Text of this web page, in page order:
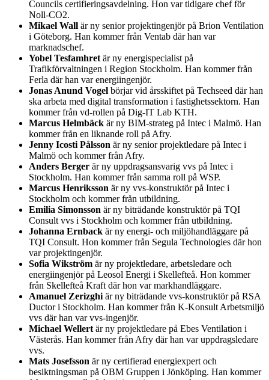
Councils certifieringsavdelning. Hon var tidigare chef för
Noll-CO2.
Mikael Wall är ny senior projektingenjör på Brion Ventilation
i Göteborg. Han kommer från Ventab där han var
marknadschef.
Yobel Tesfamhret är ny energispecialist på
Trafikförvaltningen i Region Stockholm. Han kommer från
Ferla där han var energiingenjör.
Jonas Anund Vogel börjar vid årsskiftet på Techseed där han
ska arbeta med digital transformation i fastighetssektorn. Han
kommer från vd-rollen på Dig-IT Lab KTH.
Marcus Helmbäck är ny BIM-strateg på Intec i Malmö. Han
kommer från en liknande roll på Afry.
Jenny Icosti Pålsson är ny senior projektledare på Intec i
Malmö och kommer från Afry.
Anders Berger är ny uppdragsansvarig vvs på Intec i
Stockholm. Han kommer från samma roll på WSP.
Marcus Henriksson är ny vvs-konstruktör på Intec i
Stockholm och kommer från utbildning.
Emilia Simonsson är ny biträdande konstruktör på TQI
Consult vvs i Stockholm och kommer från utbildning.
Johanna Ernback är ny energi- och miljöhandläggare på
TQI Consult. Hon kommer från Segula Technologies där hon
var projektingenjör.
Sofia Wikström är ny projektledare, arbetsledare och
energiingenjör på Leosol Energi i Skellefteå. Hon kommer
från Skellefteå Kraft där hon var markhandläggare.
Amanuel Zerizghi är ny biträdande vvs-konstruktör på RSA
Ductor i Stockholm. Han kommer från K-Konsult Arbetsmiljö
vvs där han var vvs-ingenjör.
Michael Wellert är ny projektledare på Ebes Ventilation i
Västerås. Han kommer från Afry där han var uppdragsledare
vvs.
Mats Josefsson är ny certifierad energiexpert och
besiktningsman på OBM Gruppen i Jönköping. Han kommer